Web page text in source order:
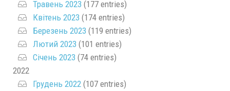
Травень 2023 (177 entries)
Квітень 2023 (174 entries)
Березень 2023 (119 entries)
Лютий 2023 (101 entries)
Січень 2023 (74 entries)
2022
Грудень 2022 (107 entries)